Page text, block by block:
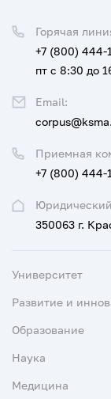
350063 г.
Приемная
+7 (800) 444-
Горячая
+7 (800) 444-
пт с 8:30 до
Email:
Университет
Развитие и
Образование
Наука
Медицина